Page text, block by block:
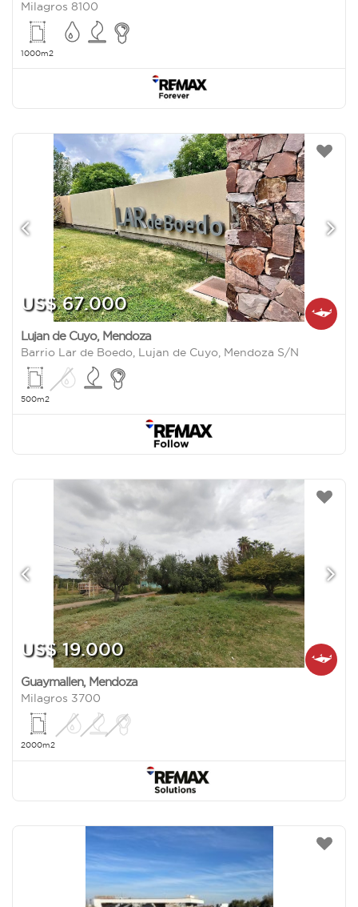
Milagros 8100
1000m2
US$ 67.000
Lujan de Cuyo, Mendoza
Barrio Lar de Boedo, Lujan de Cuyo, Mendoza S/N
500m2
US$ 19.000
Guaymallen, Mendoza
Milagros 3700
2000m2